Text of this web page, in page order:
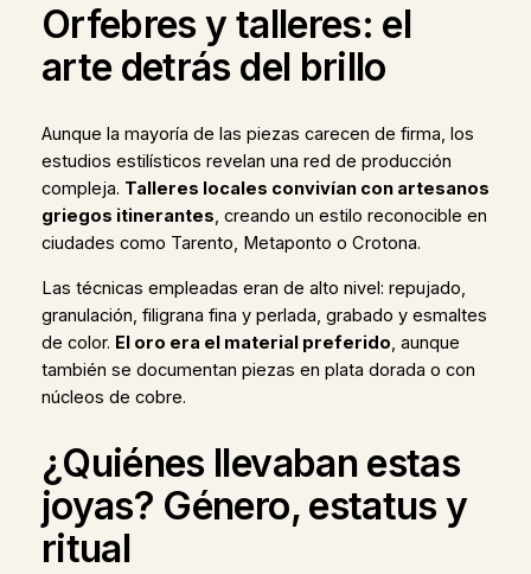
Orfebres y talleres: el
arte detrás del brillo
Aunque la mayoría de las piezas carecen de firma, los
estudios estilísticos revelan una red de producción
compleja. Talleres locales convivían con artesanos
griegos itinerantes, creando un estilo reconocible en
ciudades como Tarento, Metaponto o Crotona.
Las técnicas empleadas eran de alto nivel: repujado,
granulación, filigrana fina y perlada, grabado y esmaltes
de color. El oro era el material preferido , aunque
también se documentan piezas en plata dorada o con
núcleos de cobre.
¿Quiénes llevaban estas
joyas? Género, estatus y
ritual